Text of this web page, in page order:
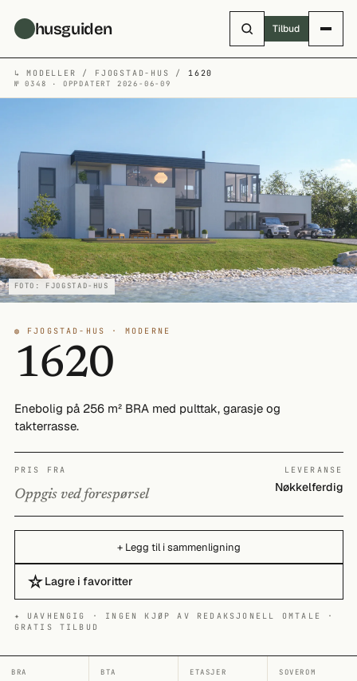
husguiden Tilbud
↳MODELLER / FJOGSTAD-HUS / 1620
№ 0348 · OPPDATERT 2026-06-09
FOTO: FJOGSTAD-HUS
◍ FJOGSTAD-HUS · MODERNE
1620
Enebolig på 256 m² BRA med pulttak, garasje og
takterrasse.
PRIS FRA
Oppgis ved forespørsel
LEVERANSE
Nøkkelferdig
+ Legg til i sammenligning
☆Lagre i favoritter
✦ UAVHENGIG · INGEN KJØP AV REDAKSJONELL OMTALE ·
GRATIS TILBUD
BRA BTA ETASJER SOVEROM